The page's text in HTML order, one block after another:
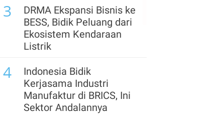
3
DRMA Ekspansi Bisnis ke
BESS, Bidik Peluang dari
Ekosistem Kendaraan
Listrik
4
Indonesia Bidik
Kerjasama Industri
Manufaktur di BRICS, Ini
Sektor Andalannya